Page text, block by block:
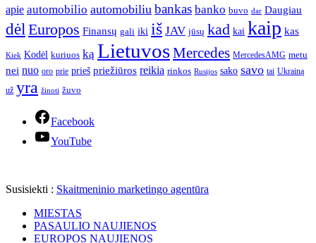
apie automobilio automobiliu bankas banko buvo dar Daugiau
dėl Europos Finansų gali iki iš JAV jūsų kad kai kaip kas
Kiek Kodėl kuriuos ką LietuvosMercedes MercedesAMG metu
nei nuo oro prie prieš priežiūros reikia rinkos Rusijos sako savo tai Ukrainą
už yra žinoti žuvo
Facebook
YouTube
Susisiekti : Skaitmeninio marketingo agentūra
MIESTAS
PASAULIO NAUJIENOS
EUROPOS NAUJIENOS